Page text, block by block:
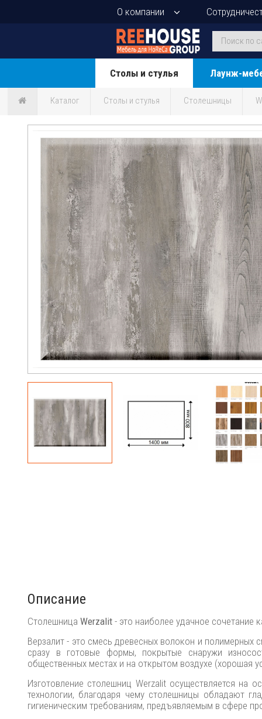
О компании
Столы и стулья Лаунж-
Каталог Столы и стулья Столешницы
Описание
Столешница Werzalit - это наиболее удачное сочетание
Верзалит - это смесь древесных волокон и полимерных
сразу в готовые формы, покрытые снаружи
общественных местах и на открытом воздухе (хорошая
Изготовление столешниц Werzalit осуществляется на
технологии, благодаря чему столешницы обладают
гигиеническим требованиям, предъявляемым в сфере